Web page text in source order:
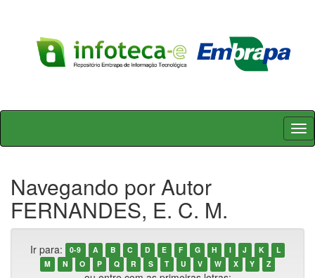
Skip
Navegando por Autor
FERNANDES, E. C. M.
Ir para: 0-9 A B C D E F G H I J K
L
M
N O P Q R S T U V W X Y Z